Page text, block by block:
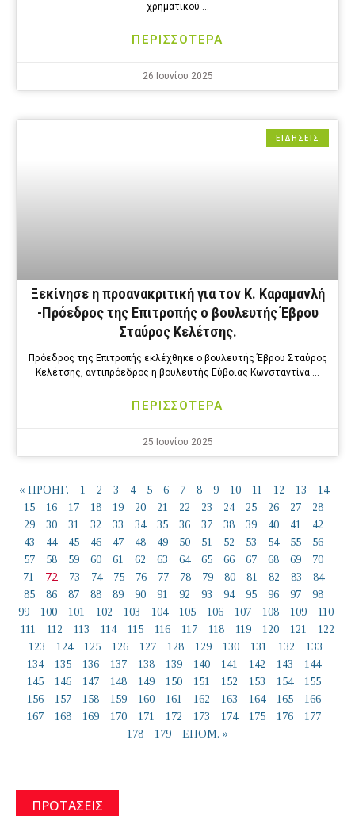
χρηματικού …
ΠΕΡΙΣΣΟΤΕΡΑ
26 Ιουνίου 2025
ΕΙΔΗΣΕΙΣ
Ξεκίνησε η προανακριτική για τον Κ. Καραμανλή
-Πρόεδρος της Επιτροπής ο βουλευτής Έβρου
Σταύρος Κελέτσης.
Πρόεδρος της Επιτροπής εκλέχθηκε ο βουλευτής Έβρου Σταύρος
Κελέτσης, αντιπρόεδρος η βουλευτής Εύβοιας Κωνσταντίνα …
ΠΕΡΙΣΣΟΤΕΡΑ
25 Ιουνίου 2025
« ΠΡΟΗΓ. 1 2 3 4 5 6 7 8 9 10 11 12 13
14
15
16 17 18 19 20 21 22 23 24 25 26 27
28
29
30 31 32 33 34 35 36 37 38 39 40 41
42
43
44 45 46 47 48 49 50 51 52 53 54 55
56
57
58 59 60 61 62 63 64 65 66 67 68 69
70
71
72 73 74 75 76 77 78 79 80 81 82 83
84
85
86 87 88 89 90 91 92 93 94 95 96 97
98
99
100 101 102 103 104 105 106 107 108 109
110
111
112 113 114 115 116 117 118 119 120 121
122
123
124 125 126 127 128 129 130 131 132
133
134
135 136 137 138 139 140 141 142 143
144
145
146 147 148 149 150 151 152 153 154
155
156
157 158 159 160 161 162 163 164 165
166
167
168 169 170 171 172 173 174 175 176
177
178
179 ΕΠΟΜ. »
ΠΡΟΤΑΣΕΙΣ